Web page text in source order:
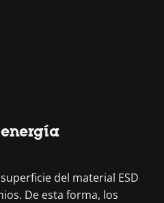
del material ESD
De esta forma, los